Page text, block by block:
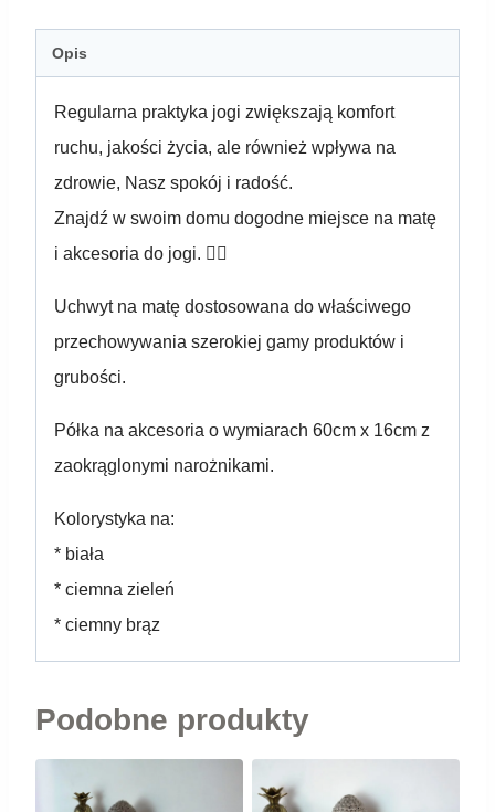
Opis
Regularna praktyka jogi zwiększają komfort
ruchu, jakości życia, ale również wpływa na
zdrowie, Nasz spokój i radość.
Znajdź w swoim domu dogodne miejsce na matę
i akcesoria do jogi. 🧘‍♂️
Uchwyt na matę dostosowana do właściwego
przechowywania szerokiej gamy produktów i
grubości.
Półka na akcesoria o wymiarach 60cm x 16cm z
zaokrąglonymi narożnikami.
Kolorystyka na:
* biała
* ciemna zieleń
* ciemny brąz
Podobne produkty